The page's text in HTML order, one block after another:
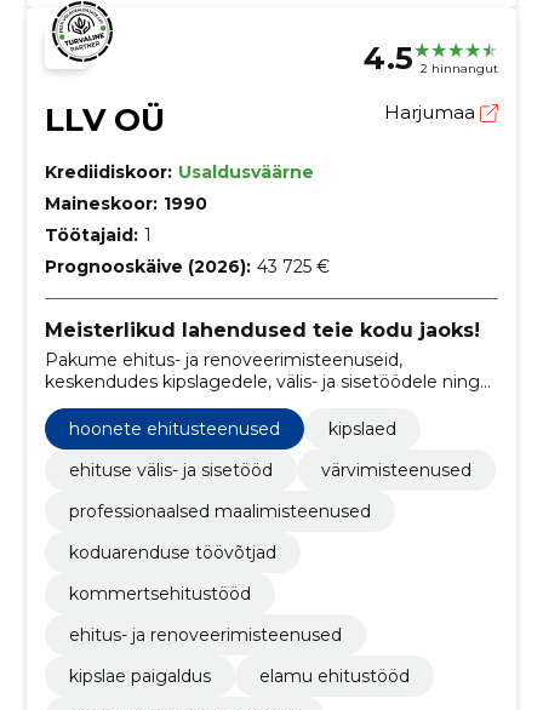
4.5 2 hinnangut
LLV OÜ Harjumaa
Krediidiskoor: Usaldusväärne
Maineskoor: 1990
Töötajaid: 1
Prognooskäive (2026): 43 725 €
Meisterlikud lahendused teie kodu jaoks!
Pakume ehitus- ja renoveerimisteenuseid,
keskendudes kipslagedele, välis- ja sisetöödele ning
maalritöödele.
hoonete ehitusteenused
kipslaed
ehituse välis- ja sisetööd
värvimisteenused
professionaalsed maalimisteenused
koduarenduse töövõtjad
kommertsehitustööd
ehitus- ja renoveerimisteenused
kipslae paigaldus
elamu ehitustööd